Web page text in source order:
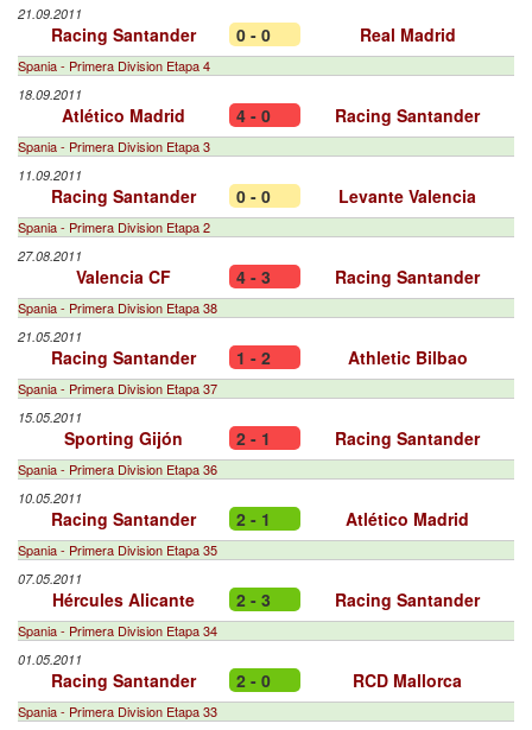
21.09.2011
Racing Santander 0 - 0 Real Madrid
Spania - Primera Division Etapa 4
18.09.2011
Atlético Madrid 4 - 0 Racing Santander
Spania - Primera Division Etapa 3
11.09.2011
Racing Santander 0 - 0 Levante Valencia
Spania - Primera Division Etapa 2
27.08.2011
Valencia CF 4 - 3 Racing Santander
Spania - Primera Division Etapa 38
21.05.2011
Racing Santander 1 - 2 Athletic Bilbao
Spania - Primera Division Etapa 37
15.05.2011
Sporting Gijón 2 - 1 Racing Santander
Spania - Primera Division Etapa 36
10.05.2011
Racing Santander 2 - 1 Atlético Madrid
Spania - Primera Division Etapa 35
07.05.2011
Hércules Alicante 2 - 3 Racing Santander
Spania - Primera Division Etapa 34
01.05.2011
Racing Santander 2 - 0 RCD Mallorca
Spania - Primera Division Etapa 33